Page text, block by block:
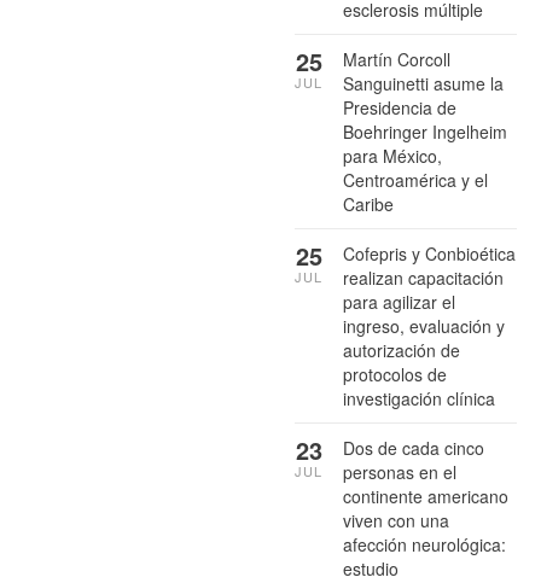
esclerosis múltiple
Martín Corcoll
Sanguinetti asume la
Presidencia de
Boehringer Ingelheim
para México,
Centroamérica y el
Caribe
25
JUL
Cofepris y Conbioética
realizan capacitación
para agilizar el
ingreso, evaluación y
autorización de
protocolos de
investigación clínica
25
JUL
Dos de cada cinco
personas en el
continente americano
viven con una
afección neurológica:
estudio
23
JUL